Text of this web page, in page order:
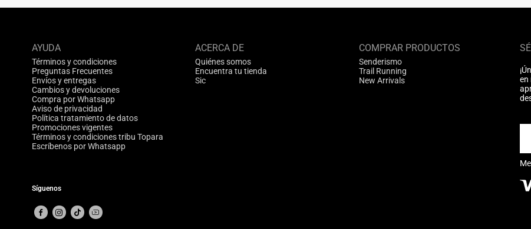
AYUDA
Términos y condiciones
Preguntas Frecuentes
Envíos y entregas
Cambios y devoluciones
Compra por Whatsapp
Aviso de privacidad
Política tratamiento de datos
Promociones vigentes
Términos y condiciones tribu Topara
Escríbenos por Whatsapp
ACERCA DE
Quiénes somos
Encuentra tu tienda
Sic
COMPRAR PRODUCTOS
Senderismo
Trail Running
New Arrivals
Síguenos
en